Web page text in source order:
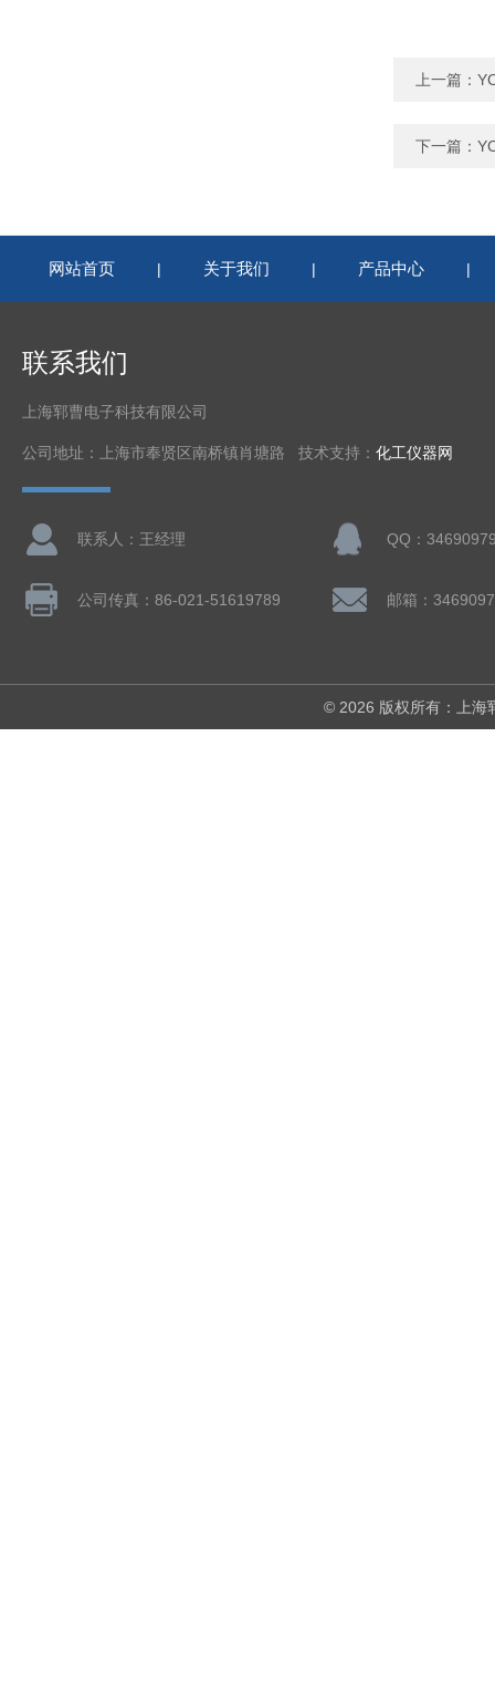
上一篇：
下一篇：
网站首页 | 关于我们 | 产品中心 |
联系我们
上海郓曹电子科技有限公司
公司地址：上海市奉贤区南桥镇肖塘路 技术支持： 化工仪器网
联系人：王经理 QQ：
公司传真：86-021-51619789 邮箱：
© 2026 版权所有：上